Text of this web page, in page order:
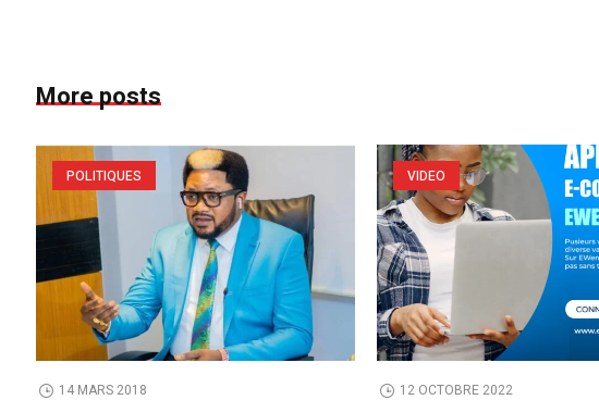
More posts
POLITIQUES
14 MARS 2018
VIDEO
12 OCTOBRE 2022